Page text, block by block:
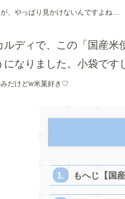
、やっぱり見かけないんですよね…
ルディで、この「国産
になりました。小袋です
だけどw米菓好き♡
もへじ【国